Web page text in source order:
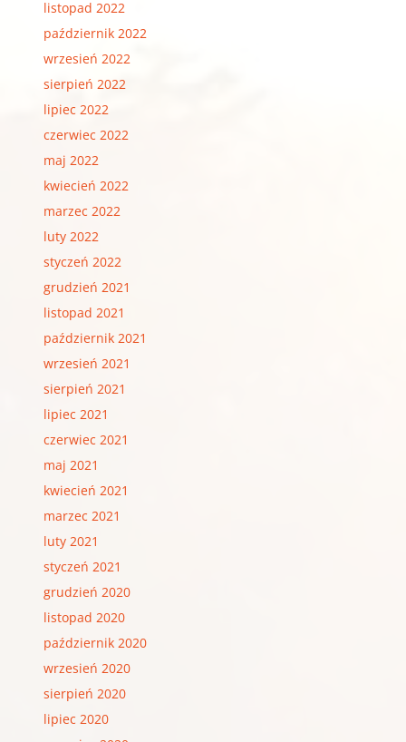
listopad 2022
październik 2022
wrzesień 2022
sierpień 2022
lipiec 2022
czerwiec 2022
maj 2022
kwiecień 2022
marzec 2022
luty 2022
styczeń 2022
grudzień 2021
listopad 2021
październik 2021
wrzesień 2021
sierpień 2021
lipiec 2021
czerwiec 2021
maj 2021
kwiecień 2021
marzec 2021
luty 2021
styczeń 2021
grudzień 2020
listopad 2020
październik 2020
wrzesień 2020
sierpień 2020
lipiec 2020